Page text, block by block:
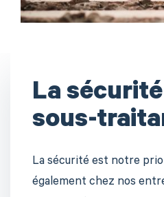
La
sous-
La sécurité est notre
également chez nos